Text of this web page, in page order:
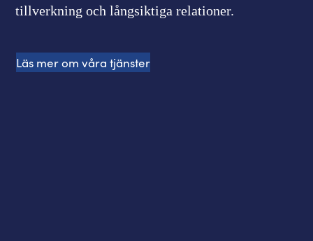
tillverkning och långsiktiga relationer.
Läs mer om våra tjänster